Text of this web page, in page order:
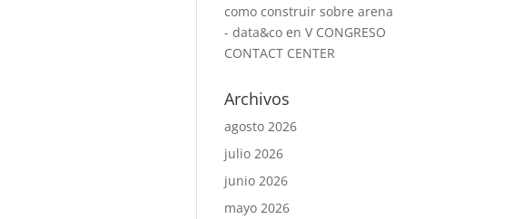
como construir sobre arena
- data&co enV CONGRESO
CONTACT CENTER
Archivos
agosto 2026
julio 2026
junio 2026
mayo 2026